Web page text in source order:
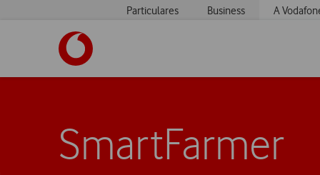
Particulares Business A
SmartFarmer